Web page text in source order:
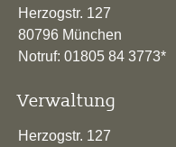
Herzogstr. 127
80796 München
Notruf: 01805 84 3773*
Verwaltung
Herzogstr. 127